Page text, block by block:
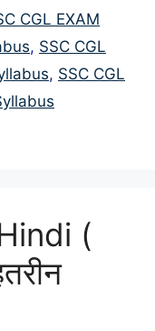
CGL EXAM
, SSC CGL
, SSC CGL
(